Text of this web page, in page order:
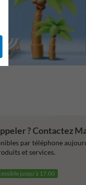
? Contactez
par téléphone
et services.
jusqu'à 17.00